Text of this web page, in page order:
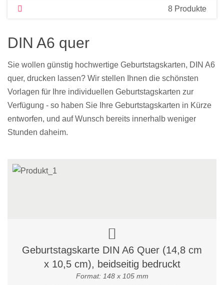
8 Produkte
DIN A6 quer
Sie wollen günstig hochwertige Geburtstagskarten, DIN A6
quer, drucken lassen? Wir stellen Ihnen die schönsten
Vorlagen für Ihre individuellen Geburtstagskarten zur
Verfügung - so haben Sie Ihre Geburtstagskarten in Kürze
entworfen, und auf Wunsch bereits innerhalb weniger
Stunden daheim.
Geburtstagskarte DIN A6 Quer (14,8 cm
x 10,5 cm), beidseitig bedruckt
Format: 148 x 105 mm